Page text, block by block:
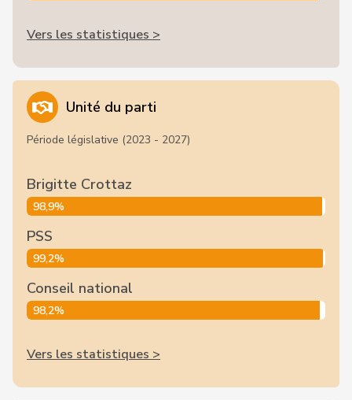
Vers les statistiques >
Unité du parti
Période législative (2023 - 2027)
Brigitte Crottaz
98,9%
PSS
99,2%
Conseil national
98,2%
Vers les statistiques >